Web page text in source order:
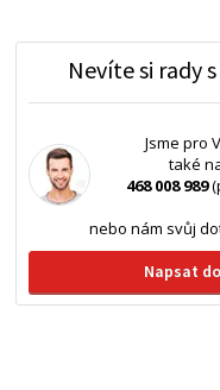
Nevíte si rady
Jsme pro
také
468 008 989
nebo nám svůj
Napsat